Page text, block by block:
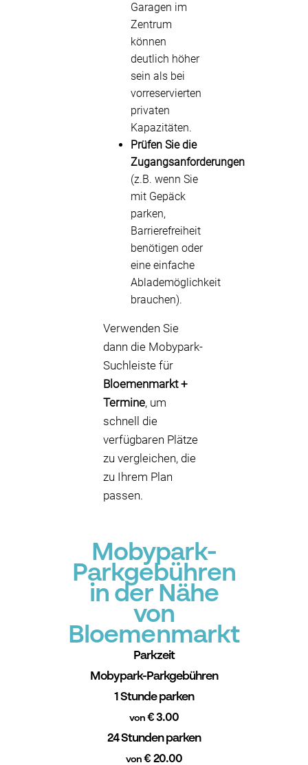
Garagen im
Zentrum
können
deutlich höher
sein als bei
vorreservierten
privaten
Kapazitäten.
Prüfen Sie die
Zugangsanforderungen
(z.B. wenn Sie
mit Gepäck
parken,
Barrierefreiheit
benötigen oder
eine einfache
Ablademöglichkeit
brauchen).
Verwenden Sie
dann die Mobypark-
Suchleiste für
Bloemenmarkt +
Termine, um
schnell die
verfügbaren Plätze
zu vergleichen, die
zu Ihrem Plan
passen.
Mobypark-
Parkgebühren
in der Nähe
von
Bloemenmarkt
Parkzeit
Mobypark-Parkgebühren
1 Stunde parken
von€ 3.00
24 Stunden parken
von € 20.00